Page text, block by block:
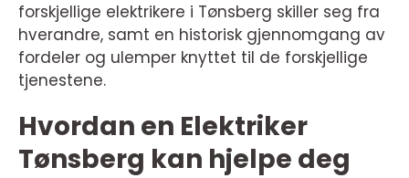
forskjellige elektrikere i Tønsberg skiller seg fra
hverandre, samt en historisk gjennomgang av
fordeler og ulemper knyttet til de forskjellige
tjenestene.
Hvordan en Elektriker
Tønsberg kan hjelpe deg